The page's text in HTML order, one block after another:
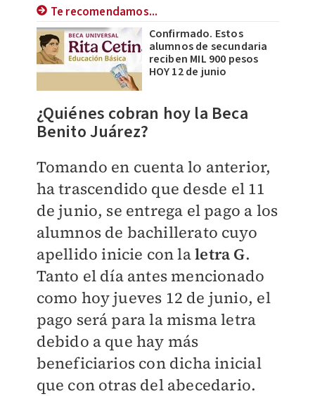
Te recomendamos...
Confirmado. Estos
alumnos de secundaria
reciben MIL 900 pesos
HOY 12 de junio
¿Quiénes cobran hoy la Beca
Benito Juárez?
Tomando en cuenta lo anterior,
ha trascendido que desde el 11
de junio, se entrega el pago a los
alumnos de bachillerato cuyo
apellido inicie con laletra G.
Tanto el día antes mencionado
como hoy jueves 12 de junio, el
pago será para la misma letra
debido a que hay más
beneficiarios con dicha inicial
que con otras del abecedario.